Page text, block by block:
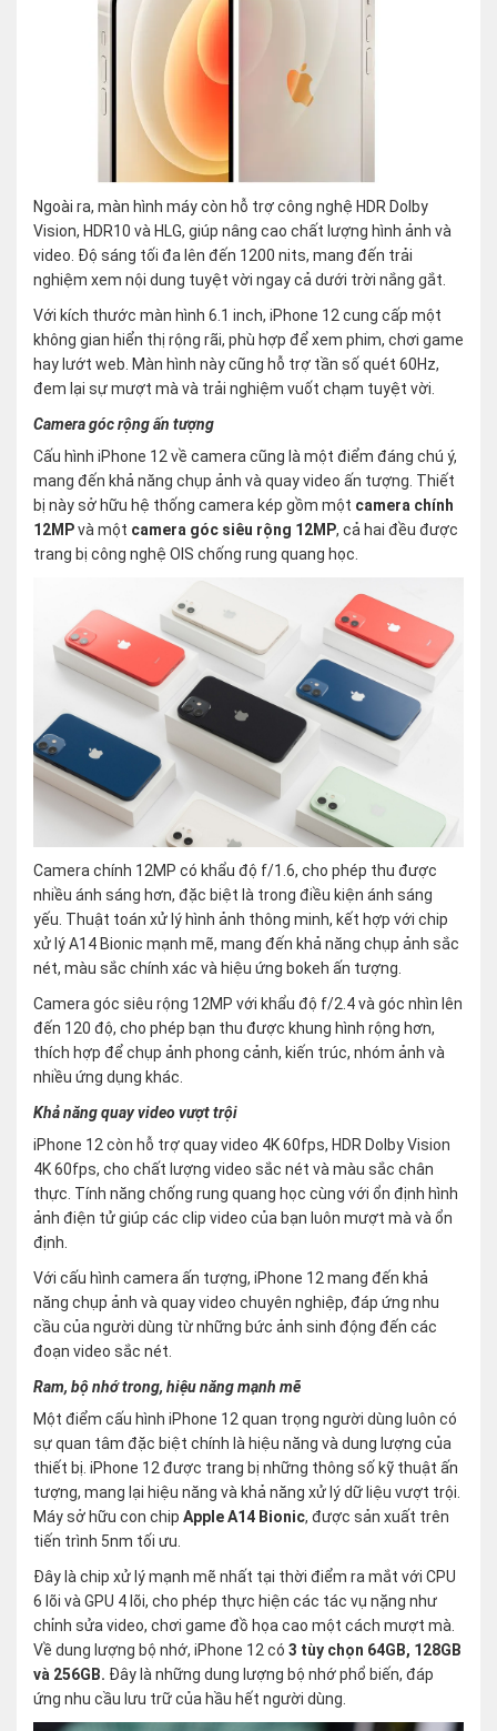
Ngoài ra, màn hình máy còn hỗ trợ công nghệ HDR Dolby
Vision, HDR10 và HLG, giúp nâng cao chất lượng hình ảnh và
video. Độ sáng tối đa lên đến 1200 nits, mang đến trải
nghiệm xem nội dung tuyệt vời ngay cả dưới trời nắng gắt.
Với kích thước màn hình 6.1 inch, iPhone 12 cung cấp một
không gian hiển thị rộng rãi, phù hợp để xem phim, chơi game
hay lướt web. Màn hình này cũng hỗ trợ tần số quét 60Hz,
đem lại sự mượt mà và trải nghiệm vuốt chạm tuyệt vời.
Camera góc rộng ấn tượng
Cấu hình iPhone 12 về camera cũng là một điểm đáng chú ý,
mang đến khả năng chụp ảnh và quay video ấn tượng. Thiết
bị này sở hữu hệ thống camera kép gồm một camera chính
12MPvà một camera góc siêu rộng 12MP, cả hai đều được
trang bị công nghệ OIS chống rung quang học.
Camera chính 12MP có khẩu độ f/1.6, cho phép thu được
nhiều ánh sáng hơn, đặc biệt là trong điều kiện ánh sáng
yếu. Thuật toán xử lý hình ảnh thông minh, kết hợp với chip
xử lý A14 Bionic mạnh mẽ, mang đến khả năng chụp ảnh sắc
nét, màu sắc chính xác và hiệu ứng bokeh ấn tượng.
Camera góc siêu rộng 12MP với khẩu độ f/2.4 và góc nhìn lên
đến 120 độ, cho phép bạn thu được khung hình rộng hơn,
thích hợp để chụp ảnh phong cảnh, kiến trúc, nhóm ảnh và
nhiều ứng dụng khác.
Khả năng quay video vượt trội
iPhone 12 còn hỗ trợ quay video 4K 60fps, HDR Dolby Vision
4K 60fps, cho chất lượng video sắc nét và màu sắc chân
thực. Tính năng chống rung quang học cùng với ổn định hình
ảnh điện tử giúp các clip video của bạn luôn mượt mà và ổn
định.
Với cấu hình camera ấn tượng, iPhone 12 mang đến khả
năng chụp ảnh và quay video chuyên nghiệp, đáp ứng nhu
cầu của người dùng từ những bức ảnh sinh động đến các
đoạn video sắc nét.
Ram, bộ nhớ trong, hiệu năng mạnh mẽ
Một điểm cấu hình iPhone 12 quan trọng người dùng luôn có
sự quan tâm đặc biệt chính là hiệu năng và dung lượng của
thiết bị. iPhone 12 được trang bị những thông số kỹ thuật ấn
tượng, mang lại hiệu năng và khả năng xử lý dữ liệu vượt trội.
Máy sở hữu con chip Apple A14 Bionic, được sản xuất trên
tiến trình 5nm tối ưu.
Đây là chip xử lý mạnh mẽ nhất tại thời điểm ra mắt với CPU
6 lõi và GPU 4 lõi, cho phép thực hiện các tác vụ nặng như
chỉnh sửa video, chơi game đồ họa cao một cách mượt mà.
Về dung lượng bộ nhớ, iPhone 12 có 3 tùy chọn 64GB, 128GB
và 256GB. Đây là những dung lượng bộ nhớ phổ biến, đáp
ứng nhu cầu lưu trữ của hầu hết người dùng.